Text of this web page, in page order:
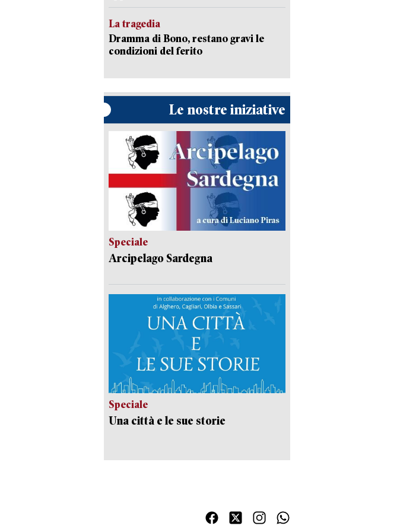
La tragedia
Dramma di Bono, restano gravi le
condizioni del ferito
Le nostre iniziative
Speciale
Arcipelago Sardegna
Speciale
Una città e le sue storie